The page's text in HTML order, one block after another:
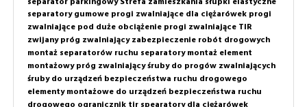
separatory gumowe progi zwalniające dla ciężarówek progi
zwalniające pod duże obciążenie progi zwalniające TIR
zwijany próg zwalniający zabezpieczenie robót drogowych
montaż separatorów ruchu separatory montaż element
montażowy próg zwalniającyśruby do progów zwalniających
śruby do urządzeń bezpieczeństwa ruchu drogowego
elementy montażowe do urządzeń bezpieczeństwa ruchu